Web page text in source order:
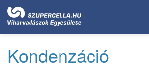
Ugrás
tartalomra
Kondenzáció